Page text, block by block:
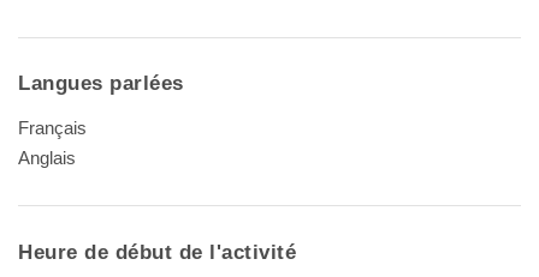
Langues parlées
Français
Anglais
Heure de début de l'activité